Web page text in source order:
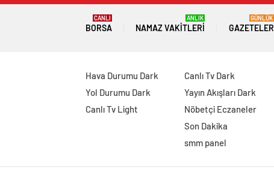
BORSA
CANLI
NAMAZ VAKITLERI
ANLIK
GAZETELER
GÜNLÜK
Hava Durumu Dark
Yol Durumu Dark
Canlı Tv Light
Canlı Tv Dark
Yayın Akışları Dark
Nöbetçi Eczaneler
Son Dakika
smm panel